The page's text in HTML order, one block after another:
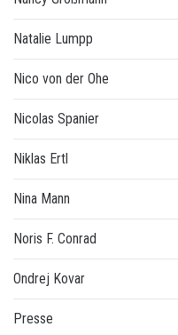
Natalie Lumpp
Nico von der Ohe
Nicolas Spanier
Niklas Ertl
Nina Mann
Noris F. Conrad
Ondrej Kovar
Presse